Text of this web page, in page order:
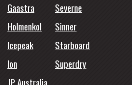
Gaastra
Severne
Holmenkol
Sinner
Icepeak
Starboard
Ion
Superdry